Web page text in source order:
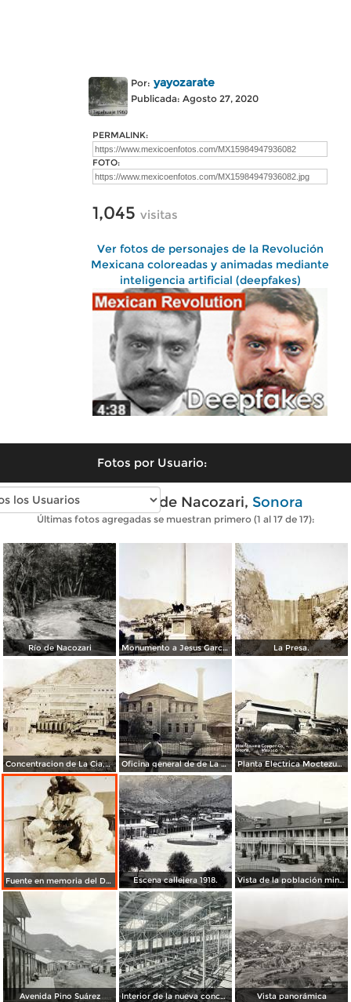
Por: yayozarate
Publicada: Agosto 27, 2020
PERMALINK:
FOTO:
1,045 visitas
Ver fotos de personajes de la Revolución
Mexicana coloreadas y animadas mediante
inteligencia artificial (deepfakes)
Fotos por Usuario:
Fotos antiguas de Nacozari, Sonora
Últimas fotos agregadas se muestran primero (1 al 17 de 17):
Río de Nacozari Monumento a Jesus Garcia. La Presa.
Concentracion de La Cia,Moctezuma Cooper. Oficina general de de La Cia. Moctezuma Cooper. Planta Electrica Moctezuma de La Cia,Cooper.
Fuente en memoria del Dr Douglas. Escena callejera 1918. Vista de la población minera de Pilares de Nacozari en 1920, hoy pueblo fantasma
Avenida Pino Suárez Interior de la nueva concentradora metalúrgica Vista panorámica